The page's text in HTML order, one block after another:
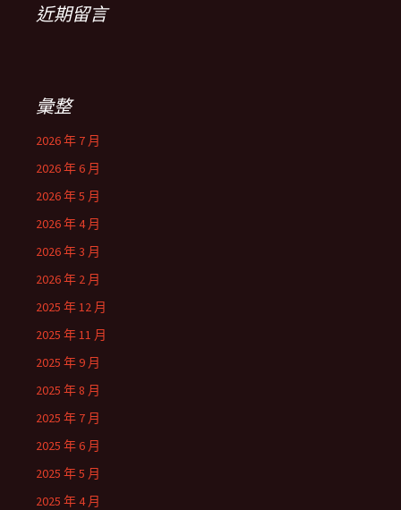
近期留言
彙整
2026 年 7 月
2026 年 6 月
2026 年 5 月
2026 年 4 月
2026 年 3 月
2026 年 2 月
2025 年 12 月
2025 年 11 月
2025 年 9 月
2025 年 8 月
2025 年 7 月
2025 年 6 月
2025 年 5 月
2025 年 4 月